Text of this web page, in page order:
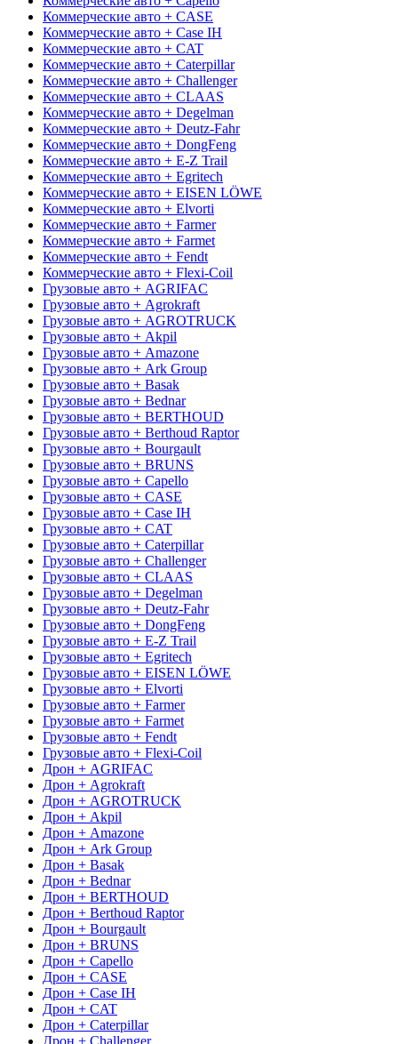
Коммерческие авто + CASE
Коммерческие авто + Case IH
Коммерческие авто + CAT
Коммерческие авто + Caterpillar
Коммерческие авто + Challenger
Коммерческие авто + CLAAS
Коммерческие авто + Degelman
Коммерческие авто + Deutz-Fahr
Коммерческие авто + DongFeng
Коммерческие авто + E-Z Trail
Коммерческие авто + Egritech
Коммерческие авто + EISEN LÖWE
Коммерческие авто + Elvorti
Коммерческие авто + Farmer
Коммерческие авто + Farmet
Коммерческие авто + Fendt
Коммерческие авто + Flexi-Coil
Грузовые авто + AGRIFAC
Грузовые авто + Agrokraft
Грузовые авто + AGROTRUCK
Грузовые авто + Akpil
Грузовые авто + Amazone
Грузовые авто + Ark Group
Грузовые авто + Basak
Грузовые авто + Bednar
Грузовые авто + BERTHOUD
Грузовые авто + Berthoud Raptor
Грузовые авто + Bourgault
Грузовые авто + BRUNS
Грузовые авто + Capello
Грузовые авто + CASE
Грузовые авто + Case IH
Грузовые авто + CAT
Грузовые авто + Caterpillar
Грузовые авто + Challenger
Грузовые авто + CLAAS
Грузовые авто + Degelman
Грузовые авто + Deutz-Fahr
Грузовые авто + DongFeng
Грузовые авто + E-Z Trail
Грузовые авто + Egritech
Грузовые авто + EISEN LÖWE
Грузовые авто + Elvorti
Грузовые авто + Farmer
Грузовые авто + Farmet
Грузовые авто + Fendt
Грузовые авто + Flexi-Coil
Дрон + AGRIFAC
Дрон + Agrokraft
Дрон + AGROTRUCK
Дрон + Akpil
Дрон + Amazone
Дрон + Ark Group
Дрон + Basak
Дрон + Bednar
Дрон + BERTHOUD
Дрон + Berthoud Raptor
Дрон + Bourgault
Дрон + BRUNS
Дрон + Capello
Дрон + CASE
Дрон + Case IH
Дрон + CAT
Дрон + Caterpillar
Дрон + Challenger